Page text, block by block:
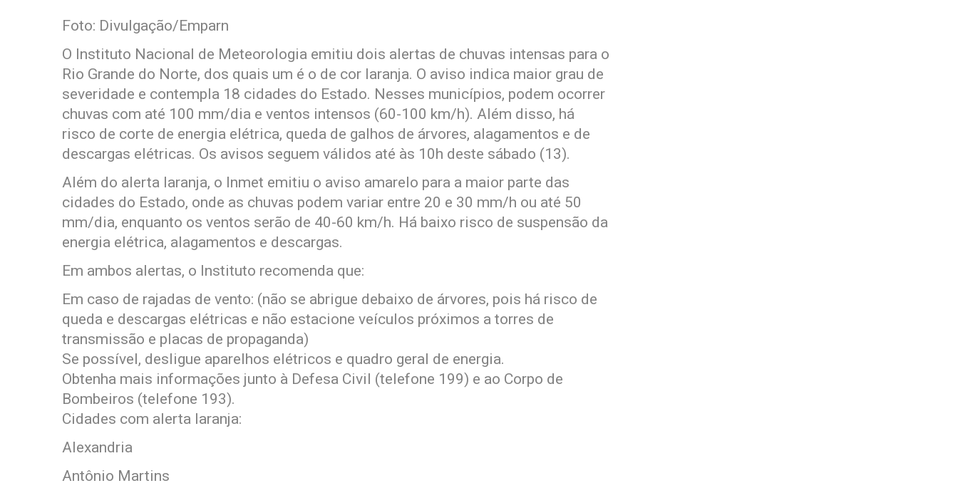
Foto: Divulgação/Emparn
O Instituto Nacional de Meteorologia emitiu dois alertas de chuvas intensas para o
Rio Grande do Norte, dos quais um é o de cor laranja. O aviso indica maior grau de
severidade e contempla 18 cidades do Estado. Nesses municípios, podem ocorrer
chuvas com até 100 mm/dia e ventos intensos (60-100 km/h). Além disso, há
risco de corte de energia elétrica, queda de galhos de árvores, alagamentos e de
descargas elétricas. Os avisos seguem válidos até às 10h deste sábado (13).
Além do alerta laranja, o Inmet emitiu o aviso amarelo para a maior parte das
cidades do Estado, onde as chuvas podem variar entre 20 e 30 mm/h ou até 50
mm/dia, enquanto os ventos serão de 40-60 km/h. Há baixo risco de suspensão da
energia elétrica, alagamentos e descargas.
Em ambos alertas, o Instituto recomenda que:
Em caso de rajadas de vento: (não se abrigue debaixo de árvores, pois há risco de
queda e descargas elétricas e não estacione veículos próximos a torres de
transmissão e placas de propaganda)
Se possível, desligue aparelhos elétricos e quadro geral de energia.
Obtenha mais informações junto à Defesa Civil (telefone 199) e ao Corpo de
Bombeiros (telefone 193).
Cidades com alerta laranja:
Alexandria
Antônio Martins